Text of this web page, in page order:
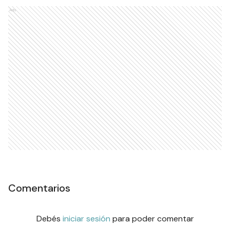
Ads
Comentarios
Debés iniciar sesión para poder comentar